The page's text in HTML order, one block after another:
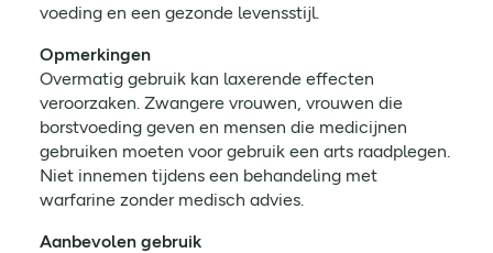
voeding en een gezonde levensstijl.
Opmerkingen
Overmatig gebruik kan laxerende effecten
veroorzaken. Zwangere vrouwen, vrouwen die
borstvoeding geven en mensen die medicijnen
gebruiken moeten voor gebruik een arts raadplegen.
Niet innemen tijdens een behandeling met
warfarine zonder medisch advies.
Aanbevolen gebruik